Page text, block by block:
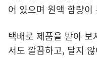
어 있으며 원액 함량
택배로 제품을 받아
서도 깔끔하고, 달지